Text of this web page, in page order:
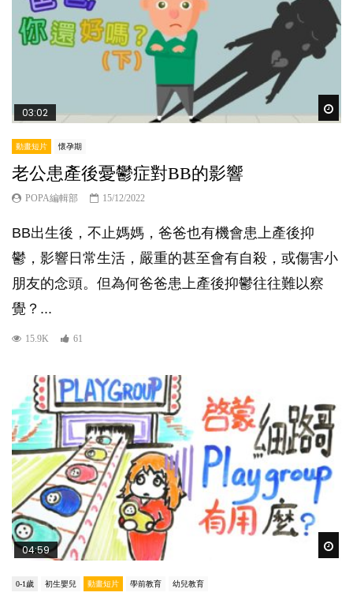
03:02
動畫短片 懷孕期
老公患產後憂鬱症對BB的影響
POPA編輯部 15/12/2022
BB出生後，不止媽媽，爸爸也有機會患上產後抑
鬱，影響日常生活，嚴重的甚至會有自殺，或傷害小
朋友的念頭。但為何爸爸患上產後抑鬱往往難以察
覺？...
15.9K 61
04:59
0-1歲 初生嬰兒 動畫短片 學前教育 幼兒教育